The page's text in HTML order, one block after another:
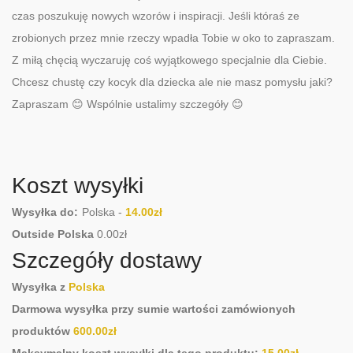
czas poszukuję nowych wzorów i inspiracji. Jeśli któraś ze
zrobionych przez mnie rzeczy wpadła Tobie w oko to zapraszam.
Z miłą chęcią wyczaruję coś wyjątkowego specjalnie dla Ciebie.
Chcesz chustę czy kocyk dla dziecka ale nie masz pomysłu jaki?
Zapraszam 😊 Wspólnie ustalimy szczegóły 😊
Koszt wysyłki
Wysyłka do: Polska - 14.00zł
Outside Polska 0.00zł
Szczegóły dostawy
Wysyłka z Polska
Darmowa wysyłka przy sumie wartości zamówionych
produktów 600.00zł